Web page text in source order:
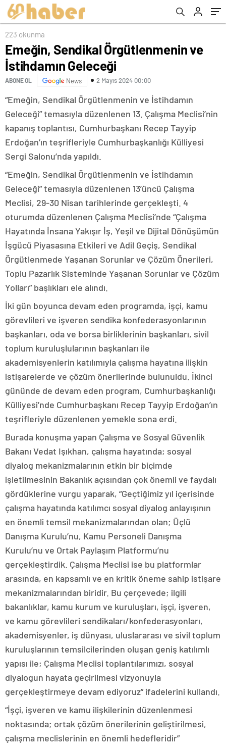
223 okunma
Emeğin, Sendikal Örgütlenmenin ve
İstihdamın Geleceği
ABONE OL News 2 Mayıs 2024 00:00
“Emeğin, Sendikal Örgütlenmenin ve İstihdamın
Geleceği” temasıyla düzenlenen 13. Çalışma Meclisi’nin
kapanış toplantısı, Cumhurbaşkanı Recep Tayyip
Erdoğan’ın teşrifleriyle Cumhurbaşkanlığı Külliyesi
Sergi Salonu’nda yapıldı.
“Emeğin, Sendikal Örgütlenmenin ve İstihdamın
Geleceği” temasıyla düzenlenen 13’üncü Çalışma
Meclisi, 29-30 Nisan tarihlerinde gerçekleşti. 4
oturumda düzenlenen Çalışma Meclisi’nde “Çalışma
Hayatında İnsana Yakışır İş, Yeşil ve Dijital Dönüşümün
İşgücü Piyasasına Etkileri ve Adil Geçiş, Sendikal
Örgütlenmede Yaşanan Sorunlar ve Çözüm Önerileri,
Toplu Pazarlık Sisteminde Yaşanan Sorunlar ve Çözüm
Yolları” başlıkları ele alındı.
İki gün boyunca devam eden programda, işçi, kamu
görevlileri ve işveren sendika konfederasyonlarının
başkanları, oda ve borsa birliklerinin başkanları, sivil
toplum kuruluşlularının başkanları ile
akademisyenlerin katılımıyla çalışma hayatına ilişkin
istişarelerde ve çözüm önerilerinde bulunuldu. İkinci
gününde de devam eden program, Cumhurbaşkanlığı
Külliyesi’nde Cumhurbaşkanı Recep Tayyip Erdoğan’ın
teşrifleriyle düzenlenen yemekle sona erdi.
Burada konuşma yapan Çalışma ve Sosyal Güvenlik
Bakanı Vedat Işıkhan, çalışma hayatında; sosyal
diyalog mekanizmalarının etkin bir biçimde
işletilmesinin Bakanlık açısından çok önemli ve faydalı
gördüklerine vurgu yaparak, “Geçtiğimiz yıl içerisinde
çalışma hayatında katılımcı sosyal diyalog anlayışının
en önemli temsil mekanizmalarından olan; Üçlü
Danışma Kurulu’nu, Kamu Personeli Danışma
Kurulu’nu ve Ortak Paylaşım Platformu’nu
gerçekleştirdik. Çalışma Meclisi ise bu platformlar
arasında, en kapsamlı ve en kritik öneme sahip istişare
mekanizmalarından biridir. Bu çerçevede; ilgili
bakanlıklar, kamu kurum ve kuruluşları, işçi, işveren,
ve kamu görevlileri sendikaları/konfederasyonları,
akademisyenler, iş dünyası, uluslararası ve sivil toplum
kuruluşlarının temsilcilerinden oluşan geniş katılımlı
yapısı ile; Çalışma Meclisi toplantılarımızı, sosyal
diyalogun hayata geçirilmesi vizyonuyla
gerçekleştirmeye devam ediyoruz” ifadelerini kullandı.
“İşçi, işveren ve kamu ilişkilerinin düzenlenmesi
noktasında; ortak çözüm önerilerinin geliştirilmesi,
çalışma meclislerinin en önemli hedefleridir”